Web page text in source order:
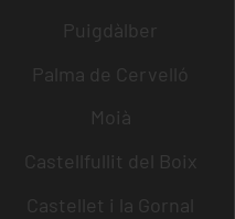
Puigdàlber
Palma de Cervelló
Moià
Castellfullit del Boix
Castellet i la Gornal